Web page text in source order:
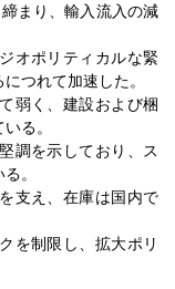
まり、輸入流入の減
オポリティカルな緊
つれて加速した。
弱く、建設および梱
る。
調を示しており、ス
。
支え、在庫は国内で
を制限し、拡大ポリ